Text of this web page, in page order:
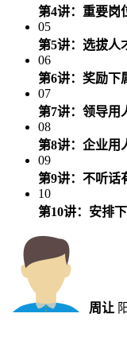
第4讲：重要岗
05
第5讲：选拔人
06
第6讲：奖励下
07
第7讲：领导用
08
第8讲：企业用
09
第9讲：不听话
10
第10讲：安排
周让